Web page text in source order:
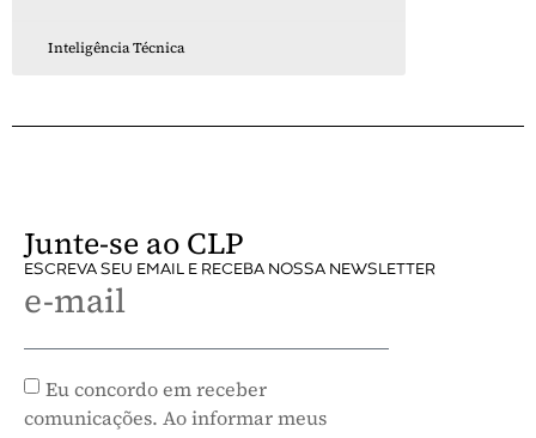
Inteligência Técnica
Junte-se ao CLP
ESCREVA SEU EMAIL E RECEBA NOSSA NEWSLETTER
e-mail
Eu concordo em receber
comunicações. Ao informar meus